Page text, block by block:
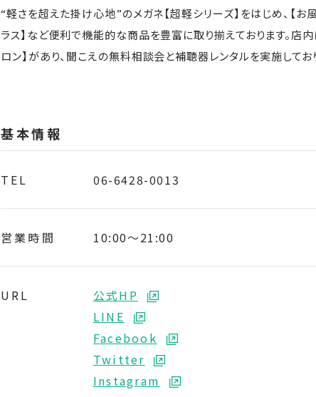
“軽さを超えた掛け心地”のメガネ【超軽シリーズ】をはじめ、【お
ラス】など便利で機能的な商品を豊富に取り揃えております。店
ロン】があり、聞こえの無料相談会と補聴器レンタルを実施してお
基本情報
TEL 06-6428-0013
営業時間 10:00〜21:00
URL
公式HP
LINE
Facebook
Twitter
Instagram